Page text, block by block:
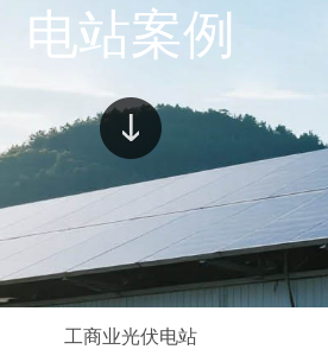
电站案例
工商业光伏电站